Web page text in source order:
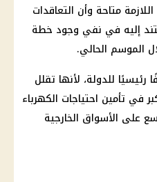
متاحة وأن التعاقدات
إليه في نفي وجود خطة
الموسم الحالي.
رئيسيًا للدولة، لأنها تقلل
في تأمين احتياجات الكهرباء
على الأسواق الخارجية